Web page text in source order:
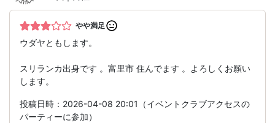
やや満足
ウダヤともします。
スリランカ出身です 。富里市 住んでます 。よろしくお願い
します。
投稿日時：2026-04-08 20:01（イベントクラブアクセスの
パーティーに参加）